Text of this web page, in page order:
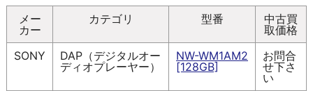
メー
カー
カテゴリ 型番
中古買
取価格
SONY
DAP（デジタルオー
ディオプレーヤー）
NW-WM1AM2
[128GB]
お問合
せ下さ
い